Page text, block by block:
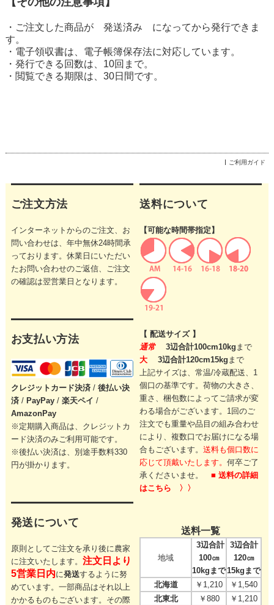
・ご注文した商品が 発送済み になってから発行できま
す。
・電子領収書は、電子帳簿保存法に対応しています。
・発行できる回数は、10回まで。
・閲覧できる期限は、30日間です。
ご利用ガイド
ご注文方法
インターネットからのご注文、お
問い合わせは、年中無休24時間承
っております。休業日にいただい
たお問い合わせのご返信、ご注文
の確認は翌営業日となります。
お支払い方法
クレジットカード決済 / 後払い決
済/ PayPay/ 楽天ペイ /
AmazonPay
※定期購入商品は、クレジットカ
ード決済のみご利用可能です。
※後払い決済は、別途手数料330
円が掛かります。
発送について
原則としてご注文を承り後に農家
に注文いたします。 注文日より
5営業日内に発送するように努
めています。一部商品はそれ以上
かかるものもございます。その際
送料について
【可能な時間帯指定】
【 配送サイズ 】
通常
3辺合計100cm10kg まで
大
3辺合計120cm15kg まで
上記サイズは、常温/冷蔵配送、1
個口の基準です。荷物の大きさ、
重さ、梱包数によってご請求が変
わる場合がございます。 1回のご
注文でも重量や品目の組み合わせ
により、複数口でお届けになる場
合もございます。送料も個口数に
応じて頂戴いたします。何卒ご了
承くださいませ。■ 送料の詳細
はこちら 〉〉
送料一覧
地域
3辺合計
100㎝
10kgまで
3辺合計
120㎝
15kgまで
北海道
￥1,210
￥1,540
北東北
￥880
￥1,210